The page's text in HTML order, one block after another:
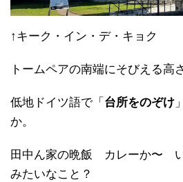
↑キーク・イン・デ・キョク
トームペアの南端にそびえる高
低地ドイツ語で「 台所をのぞけ
か。
田中ん家の晩飯 カレーか〜
みたいなこと？